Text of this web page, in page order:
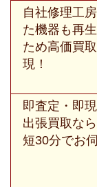
自社修理工
た機器も再
ため高価買
現！
即査定・即現
出張買取な
短30分でお伺